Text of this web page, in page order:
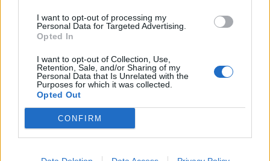
I want to opt-out of processing my
Personal Data for Targeted Advertising.
Opted In
I want to opt-out of Collection, Use,
Retention, Sale, and/or Sharing of my
Personal Data that Is Unrelated with the
Purposes for which it was collected.
Opted Out
CONFIRM